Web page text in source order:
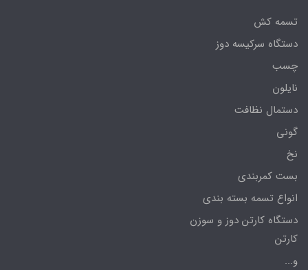
تسمه کش
دستگاه سرکیسه دوز
چسب
نایلون
دستمال نظافت
گونی
نخ
بست کمربندی
انواع تسمه بسته بندی
دستگاه کارتن دوز و سوزن
کارتن
و...